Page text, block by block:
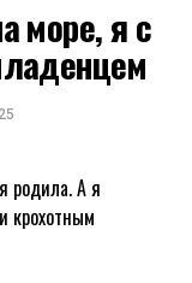
море, я с
родила. А я
крохотным